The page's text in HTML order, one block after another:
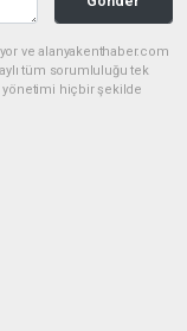
ve alanyakenthaber.com
tüm sorumluluğu tek
yönetimi hiçbir şekilde